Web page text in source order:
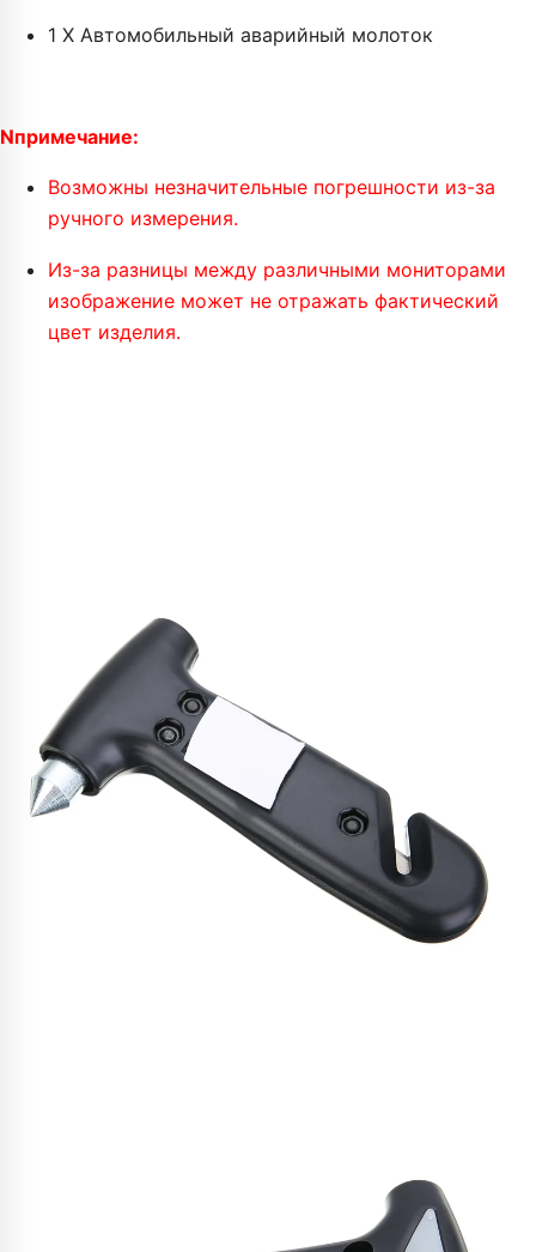
1 X Автомобильный аварийный молоток
Nпримечание:
Возможны незначительные погрешности из-за
ручного измерения.
Из-за разницы между различными мониторами
изображение может не отражать фактический
цвет изделия.